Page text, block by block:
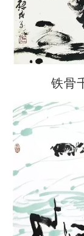
铁骨